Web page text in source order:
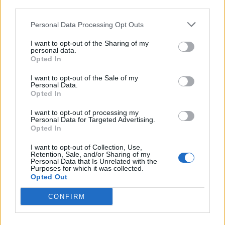
Personal Data Processing Opt Outs
I want to opt-out of the Sharing of my
personal data.
Opted In
I want to opt-out of the Sale of my
Personal Data.
Opted In
I want to opt-out of processing my
Personal Data for Targeted Advertising.
Opted In
I want to opt-out of Collection, Use,
Retention, Sale, and/or Sharing of my
Personal Data that Is Unrelated with the
Purposes for which it was collected.
Opted Out
CONFIRM
Deseu el meu nom, el correu electrònic i el lloc web en
aquest navegador per a la propera vegada que comenti.
Captcha6 - 4 = ?
characters